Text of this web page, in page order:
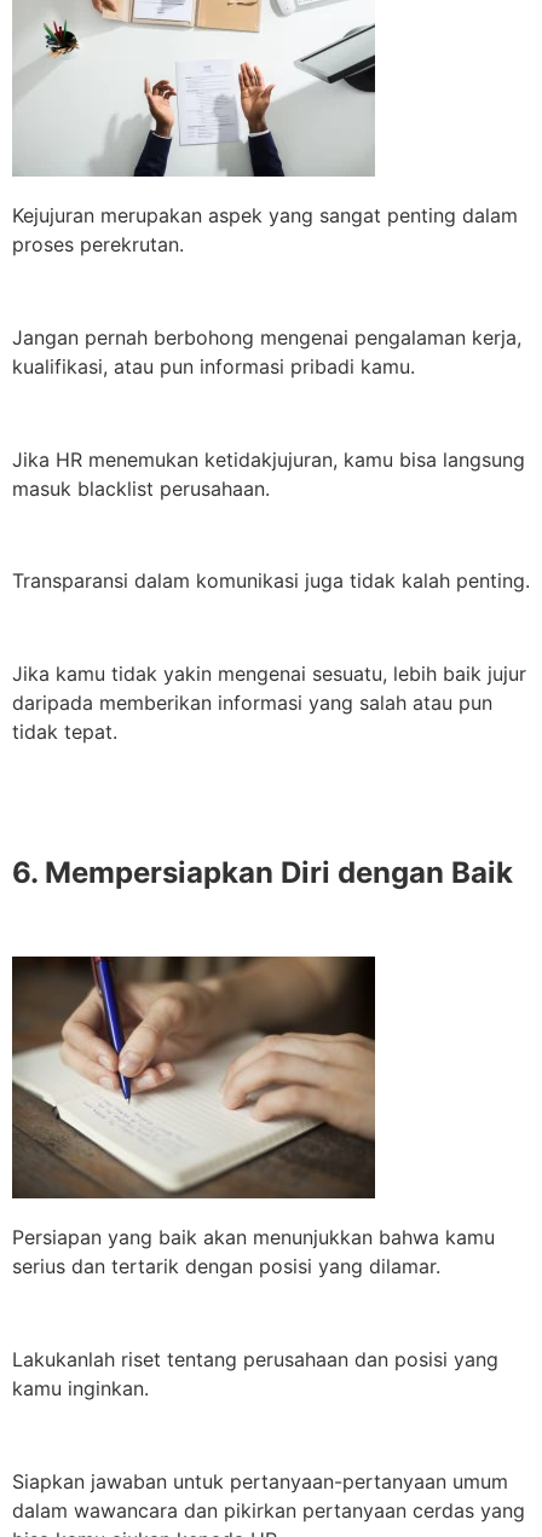
Kejujuran merupakan aspek yang sangat penting dalam
proses perekrutan.
Jangan pernah berbohong mengenai pengalaman kerja,
kualifikasi, atau pun informasi pribadi kamu.
Jika HR menemukan ketidakjujuran, kamu bisa langsung
masuk blacklist perusahaan.
Transparansi dalam komunikasi juga tidak kalah penting.
Jika kamu tidak yakin mengenai sesuatu, lebih baik jujur
daripada memberikan informasi yang salah atau pun
tidak tepat.
6. Mempersiapkan Diri dengan Baik
Persiapan yang baik akan menunjukkan bahwa kamu
serius dan tertarik dengan posisi yang dilamar.
Lakukanlah riset tentang perusahaan dan posisi yang
kamu inginkan.
Siapkan jawaban untuk pertanyaan-pertanyaan umum
dalam wawancara dan pikirkan pertanyaan cerdas yang